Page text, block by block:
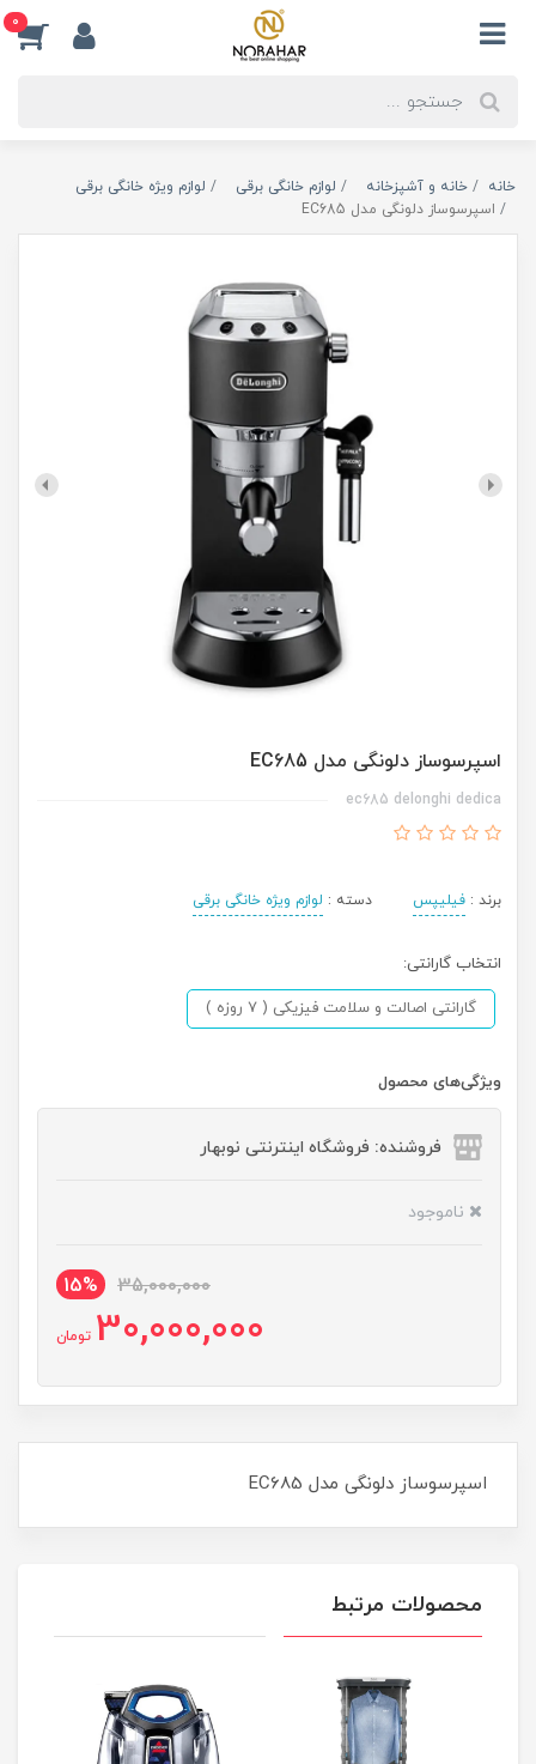
0
خانه خانه و آشپزخانه لوازم خانگی برقی
لوازم ویژه خانگی برقی
اسپرسوساز دلونگی مدل EC685
اسپرسوساز دلونگی مدل EC685
ec685 delonghi dedica
برند : فیلیپس دسته : لوازم ویژه خانگی برقی
انتخاب گارانتی:
گارانتی اصالت و سلامت فیزیکی ( 7 روزه )
ویژگی‌های محصول
فروشنده: فروشگاه اینترنتی نوبهار
ناموجود
35,000,000
15%
30,000,000 تومان
اسپرسوساز دلونگی مدل EC685
محصولات مرتبط